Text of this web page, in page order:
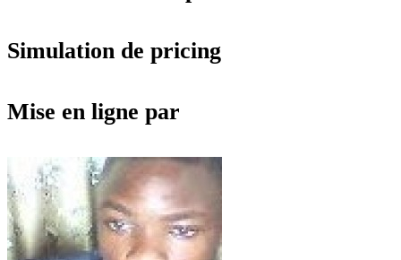
Simulation de pricing
Mise en ligne par